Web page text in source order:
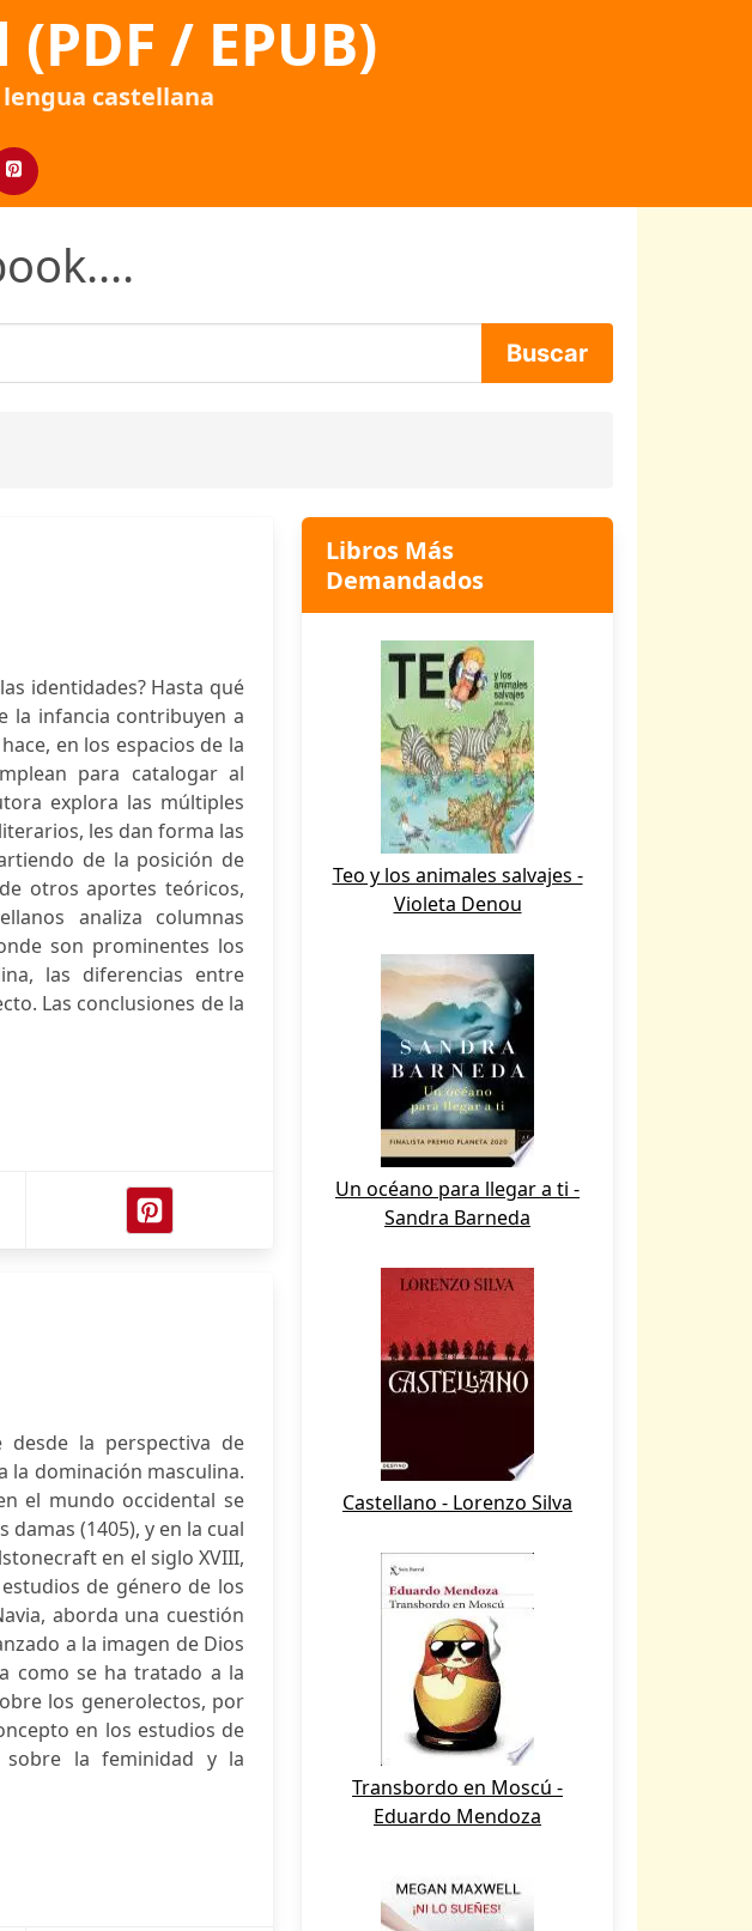
/ EPUB)
castellana
identidades? Hasta qué
la infancia contribuyen a
en los espacios de la
para catalogar al
explora las múltiples
les dan forma las
de la posición de
otros aportes teóricos,
analiza columnas
son prominentes los
las diferencias entre
Las conclusiones de la
desde la perspectiva de
la dominación masculina.
el mundo occidental se
(1405), y en la cual
en el siglo XVIII,
de género de los
aborda una cuestión
a la imagen de Dios
como se ha tratado a la
los generolectos, por
en los estudios de
sobre la feminidad y la
Libros Más
Demandados
Teo y los animales salvajes -
Violeta Denou
Un océano para llegar a ti -
Sandra Barneda
Castellano - Lorenzo Silva
Transbordo en Moscú -
Eduardo Mendoza